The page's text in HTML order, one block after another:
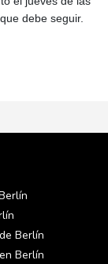
debe seguir.
Berlín
Berlín